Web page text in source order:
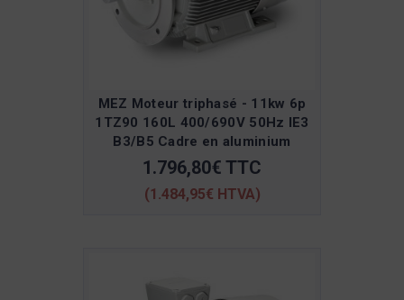
MEZ Moteur triphasé - 11kw 6p
1TZ90 160L 400/690V 50Hz IE3
B3/B5 Cadre en aluminium
1.796,80€ TTC
(1.484,95€ HTVA)